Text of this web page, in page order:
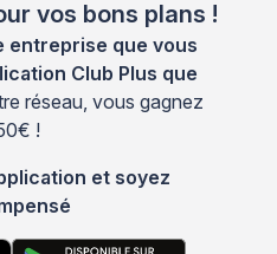
vos bons plans !
entreprise que vous
Club Plus que
réseau, vous gagnez
!
et soyez